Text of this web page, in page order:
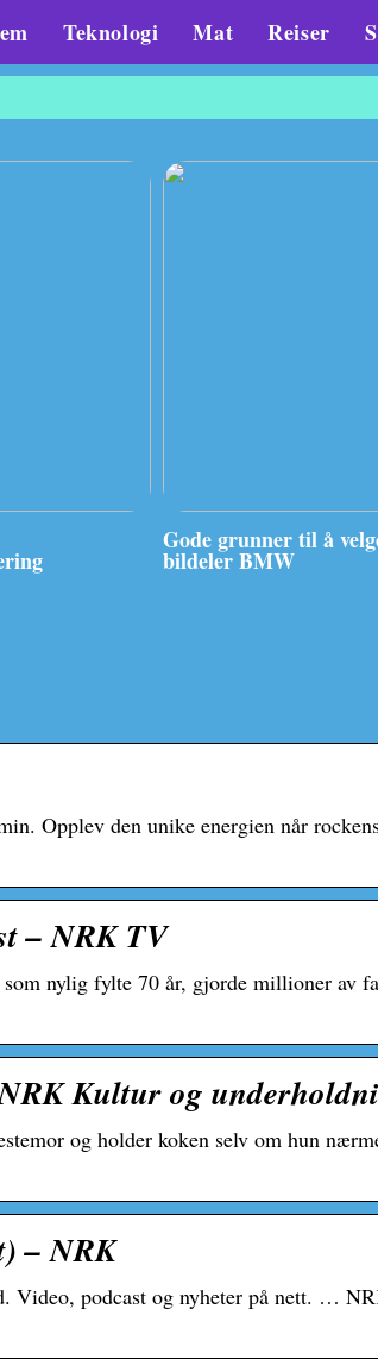
Teknologi Mat Reiser
Gode grunner til å
bildeler BMW
Opplev den unike energien når
– NRK TV
nylig fylte 70 år, gjorde millioner av
Kultur og
og holder koken selv om hun
– NRK
Video, podcast og nyheter på nett. …